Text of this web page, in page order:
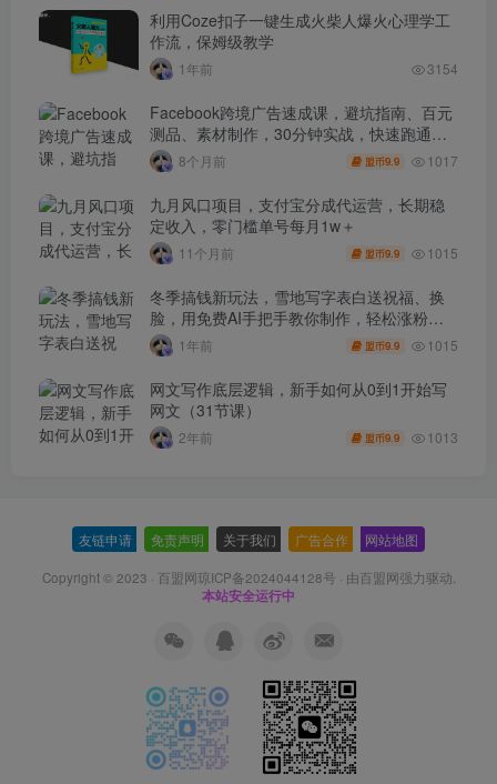
利用Coze扣子一键生成火柴人爆火心理学工
作流，保姆级教学
1年前 3154
Facebook跨境广告速成课，避坑指南、百元
测品、素材制作，30分钟实战，快速跑通首
单出单8个月前 盟币9.9 1017
九月风口项目，支付宝分成代运营，长期稳
定收入，零门槛单号每月1w＋
11个月前 盟币9.9 1015
冬季搞钱新玩法，雪地写字表白送祝福、换
脸，用免费AI手把手教你制作，轻松涨粉
3.5w，接单到手软
1年前 盟币9.9 1015
网文写作底层逻辑，新手如何从0到1开始写
网文（31节课）
2年前 盟币9.9 1013
友链申请 免责声明 关于我们 广告合作 网站地图
Copyright © 2023 · 百盟网琼ICP备2024044128号 · 由百盟网强力驱动.
本站安全运行中